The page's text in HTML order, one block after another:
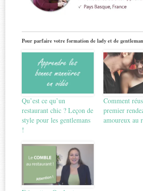
Pour parfaire votre formation de lady et de
Qu’est ce qu’un
restaurant chic ? Leçon de
style pour les gentlemans
!
Comment
premier
amoureux au